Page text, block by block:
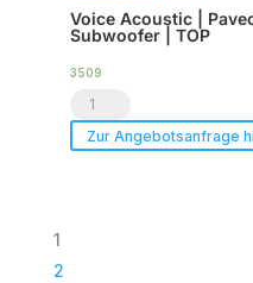
Menge
Set)
Voice Acoustic |
Subwoofer | TOP
3509
Voice
Acoustic
Zur Angebotsanfrage
1
2